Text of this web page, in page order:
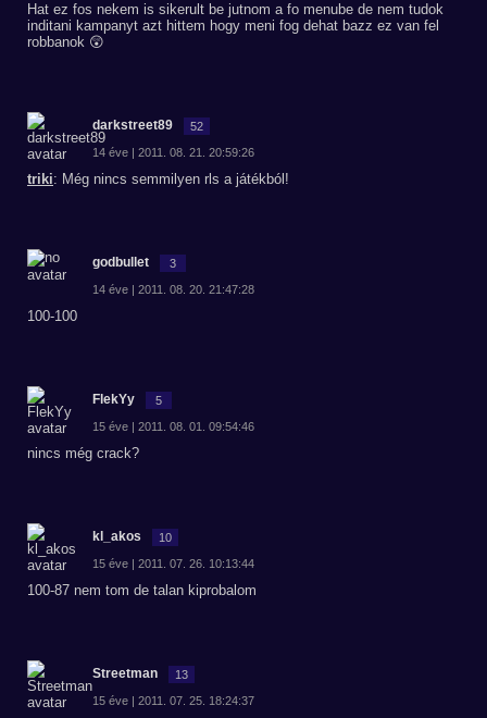
Hat ez fos nekem is sikerult be jutnom a fo menube de nem tudok
inditani kampanyt azt hittem hogy meni fog dehat bazz ez van fel
robbanok 😲
darkstreet89 52
14 éve | 2011. 08. 21. 20:59:26
triki: Még nincs semmilyen rls a játékból!
godbullet 3
14 éve | 2011. 08. 20. 21:47:28
100-100
FlekYy 5
15 éve | 2011. 08. 01. 09:54:46
nincs még crack?
kl_akos 10
15 éve | 2011. 07. 26. 10:13:44
100-87 nem tom de talan kiprobalom
Streetman 13
15 éve | 2011. 07. 25. 18:24:37